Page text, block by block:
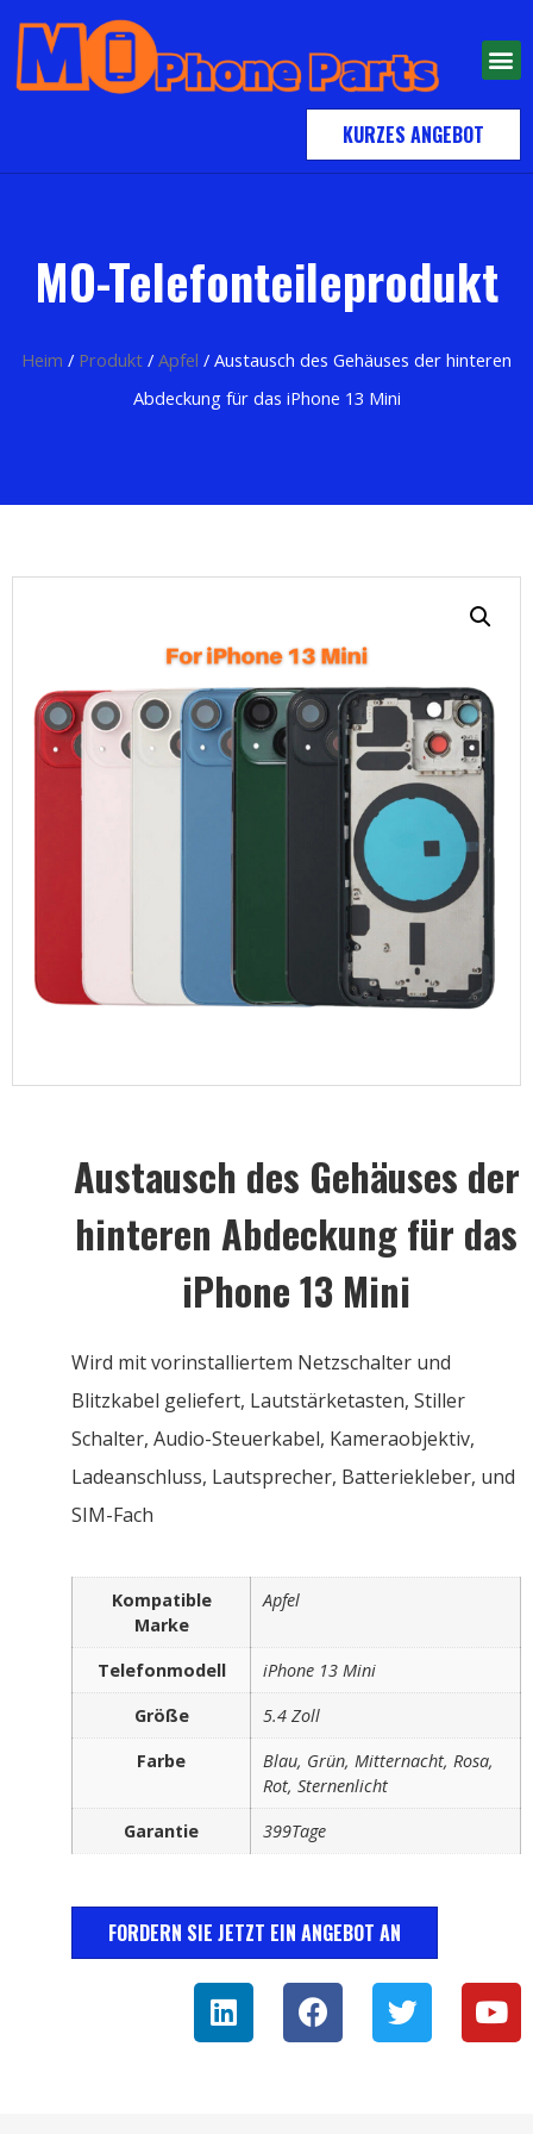
KURZES ANGEBOT
MO-Telefonteileprodukt
Heim / Produkt / Apfel / Austausch des Gehäuses der hinteren
Abdeckung für das iPhone 13 Mini
Austausch des Gehäuses der
hinteren Abdeckung für das
iPhone 13 Mini
Wird mit vorinstalliertem Netzschalter und
Blitzkabel geliefert, Lautstärketasten, Stiller
Schalter, Audio-Steuerkabel, Kameraobjektiv,
Ladeanschluss, Lautsprecher, Batteriekleber, und
SIM-Fach
Kompatible
Marke
Apfel
Telefonmodell
iPhone 13 Mini
Größe
5.4 Zoll
Farbe
Blau, Grün, Mitternacht, Rosa,
Rot, Sternenlicht
Garantie
399Tage
FORDERN SIE JETZT EIN ANGEBOT AN